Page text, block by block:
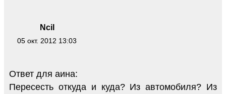
Ncil
05 окт. 2012 13:03
Ответ для аина:
Пересесть откуда и куда? Из автомобиля? Из